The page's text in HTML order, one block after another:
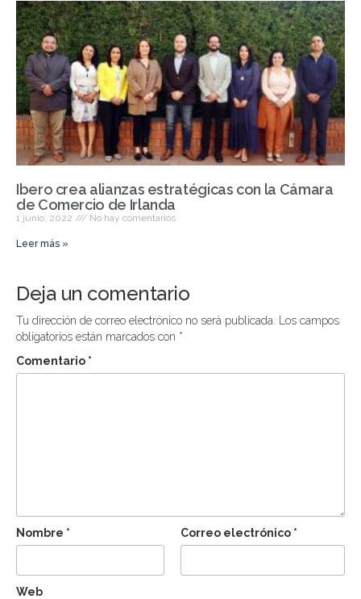
Ibero crea alianzas estratégicas con la Cámara
de Comercio de Irlanda
1 junio, 2022 No hay comentarios
Leer más »
Deja un comentario
Tu dirección de correo electrónico no será publicada.
Los campos
obligatorios están marcados con *
Comentario *
Nombre * Correo electrónico *
Web